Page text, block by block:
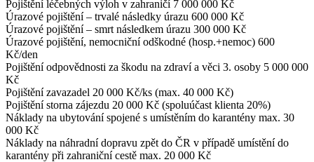
Pojištění léčebných výloh v zahraničí 7 000 000 Kč
Úrazové pojištění – trvalé následky úrazu 600 000 Kč
Úrazové pojištění – smrt následkem úrazu 300 000 Kč
Úrazové pojištění, nemocniční odškodné (hosp.+nemoc) 600
Kč/den
Pojištění odpovědnosti za škodu na zdraví a věci 3. osoby 5 000 000
Kč
Pojištění zavazadel 20 000 Kč/ks (max. 40 000 Kč)
Pojištění storna zájezdu 20 000 Kč (spoluúčast klienta 20%)
Náklady na ubytování spojené s umístěním do karantény max. 30
000 Kč
Náklady na náhradní dopravu zpět do ČR v případě umístění do
karantény při zahraniční cestě max. 20 000 Kč